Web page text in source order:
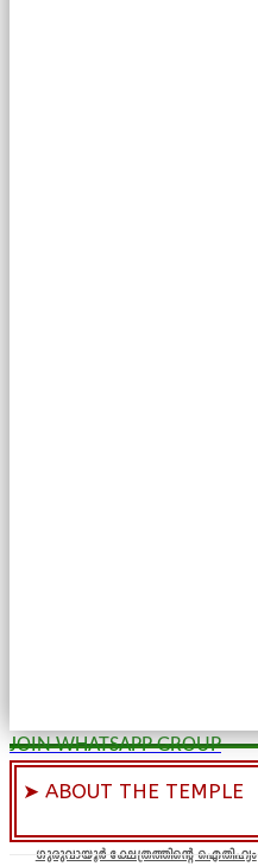
JOIN WHATSAPP GROUP
➤ ABOUT THE TEMPLE
ഗുരുവായൂർ ക്ഷേത്രത്തിന്റെ ഐതിഹ്യം